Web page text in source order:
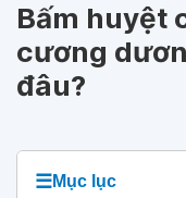
Bấm huyệt
cương
đâu?
☰Mục lục